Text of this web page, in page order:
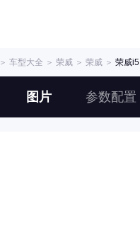
＞ 车型大全 ＞ 荣威 ＞ 荣威 ＞ 荣威i5
图片 参数配置